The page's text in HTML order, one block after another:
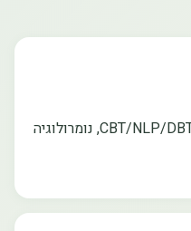
עיסוי טיפולי, טיפול רגשי CBT/NLP/DBT, נומרולוגיה